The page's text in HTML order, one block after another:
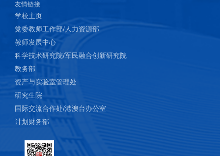
友情链接
学校主页
党委教师工作部/人力资源部
教师发展中心
科学技术研究院/军民融合创新研究院
教务部
资产与实验室管理处
研究生院
国际交流合作处/港澳台办公室
计划财务部